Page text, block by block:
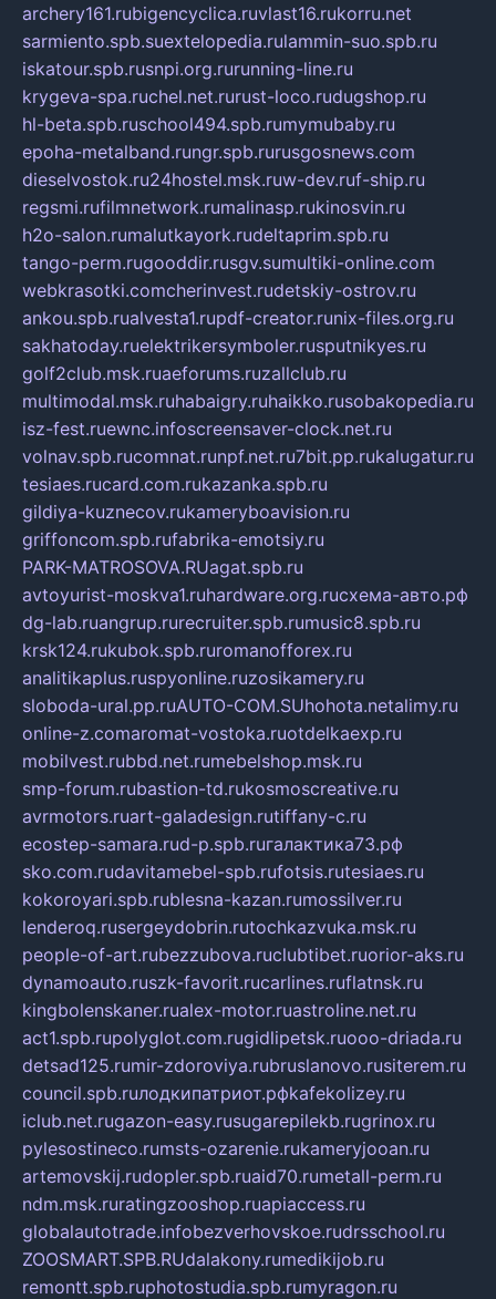
archery161.rubigencyclica.ruvlast16.rukorru.net
sarmiento.spb.suextelopedia.rulammin-suo.spb.ru
iskatour.spb.rusnpi.org.rurunning-line.ru
krygeva-spa.ruchel.net.rurust-loco.rudugshop.ru
hl-beta.spb.ruschool494.spb.rumymubaby.ru
epoha-metalband.rungr.spb.rurusgosnews.com
dieselvostok.ru24hostel.msk.ruw-dev.ruf-ship.ru
regsmi.rufilmnetwork.rumalinasp.rukinosvin.ru
h2o-salon.rumalutkayork.rudeltaprim.spb.ru
tango-perm.rugooddir.rusgv.sumultiki-online.com
webkrasotki.comcherinvest.rudetskiy-ostrov.ru
ankou.spb.rualvesta1.rupdf-creator.runix-files.org.ru
sakhatoday.ruelektrikersymboler.rusputnikyes.ru
golf2club.msk.ruaeforums.ruzallclub.ru
multimodal.msk.ruhabaigry.ruhaikko.rusobakopedia.ru
isz-fest.ruewnc.infoscreensaver-clock.net.ru
volnav.spb.rucomnat.runpf.net.ru7bit.pp.rukalugatur.ru
tesiaes.rucard.com.rukazanka.spb.ru
gildiya-kuznecov.rukameryboavision.ru
griffoncom.spb.rufabrika-emotsiy.ru
PARK-MATROSOVA.RUagat.spb.ru
avtoyurist-moskva1.ruhardware.org.ruсхема-авто.рф
dg-lab.ruangrup.rurecruiter.spb.rumusic8.spb.ru
krsk124.rukubok.spb.ruromanofforex.ru
analitikaplus.ruspyonline.ruzosikamery.ru
sloboda-ural.pp.ruAUTO-COM.SUhohota.netalimy.ru
online-z.comaromat-vostoka.ruotdelkaexp.ru
mobilvest.rubbd.net.rumebelshop.msk.ru
smp-forum.rubastion-td.rukosmoscreative.ru
avrmotors.ruart-galadesign.rutiffany-c.ru
ecostep-samara.rud-p.spb.ruгалактика73.рф
sko.com.rudavitamebel-spb.rufotsis.rutesiaes.ru
kokoroyari.spb.rublesna-kazan.rumossilver.ru
lenderoq.rusergeydobrin.rutochkazvuka.msk.ru
people-of-art.rubezzubova.ruclubtibet.ruorior-aks.ru
dynamoauto.ruszk-favorit.rucarlines.ruflatnsk.ru
kingbolenskaner.rualex-motor.ruastroline.net.ru
act1.spb.rupolyglot.com.rugidlipetsk.ruooo-driada.ru
detsad125.rumir-zdoroviya.rubruslanovo.rusiterem.ru
council.spb.ruлодкипатриот.рфkafekolizey.ru
iclub.net.rugazon-easy.rusugarepilekb.rugrinox.ru
pylesostineco.rumsts-ozarenie.rukameryjooan.ru
artemovskij.rudopler.spb.ruaid70.rumetall-perm.ru
ndm.msk.ruratingzooshop.ruapiaccess.ru
globalautotrade.infobezverhovskoe.rudrsschool.ru
ZOOSMART.SPB.RUdalakony.rumedikijob.ru
remontt.spb.ruphotostudia.spb.rumyragon.ru